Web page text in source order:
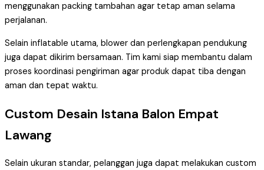
menggunakan packing tambahan agar tetap aman selama
perjalanan.
Selain inflatable utama, blower dan perlengkapan pendukung
juga dapat dikirim bersamaan. Tim kami siap membantu dalam
proses koordinasi pengiriman agar produk dapat tiba dengan
aman dan tepat waktu.
Custom Desain Istana Balon Empat
Lawang
Selain ukuran standar, pelanggan juga dapat melakukan custom